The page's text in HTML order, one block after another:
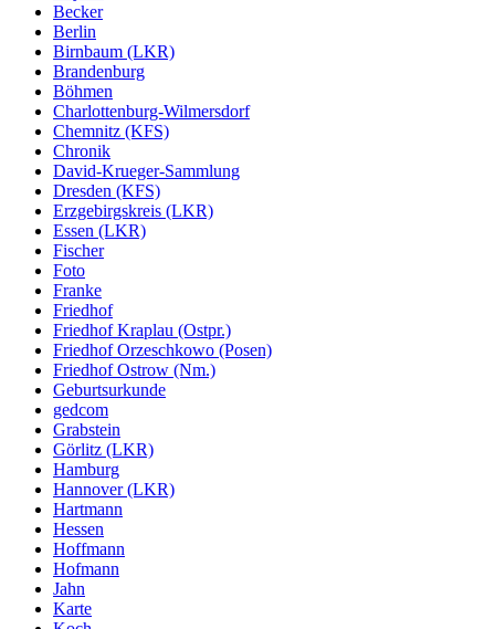
Becker
Berlin
Birnbaum (LKR)
Brandenburg
Böhmen
Charlottenburg-Wilmersdorf
Chemnitz (KFS)
Chronik
David-Krueger-Sammlung
Dresden (KFS)
Erzgebirgskreis (LKR)
Essen (LKR)
Fischer
Foto
Franke
Friedhof
Friedhof Kraplau (Ostpr.)
Friedhof Orzeschkowo (Posen)
Friedhof Ostrow (Nm.)
Geburtsurkunde
gedcom
Grabstein
Görlitz (LKR)
Hamburg
Hannover (LKR)
Hartmann
Hessen
Hoffmann
Hofmann
Jahn
Karte